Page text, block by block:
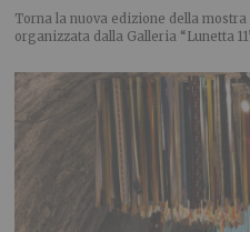
Torna la nuova edizione della
organizzata dalla Galleria “Lunetta